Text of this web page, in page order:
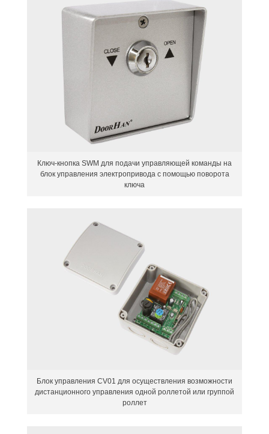
Ключ-кнопка SWM для подачи управляющей команды на
блок управления электропривода с помощью поворота
ключа
Блок управления CV01 для осуществления возможности
дистанционного управления одной роллетой или группой
роллет